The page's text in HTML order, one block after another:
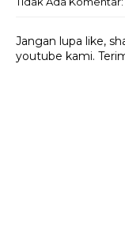
Jangan lupa like,
youtube kami.